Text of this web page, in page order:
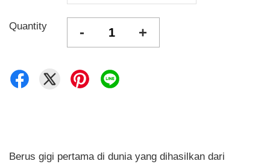
Quantity - +
Berus gigi pertama di dunia yang dihasilkan dari